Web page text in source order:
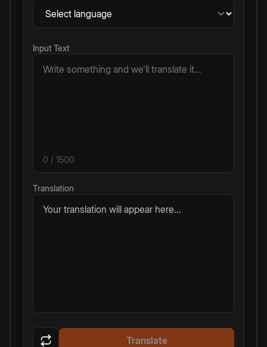
Input Text
0 / 1500
Translation
Your translation will appear here...
Translate